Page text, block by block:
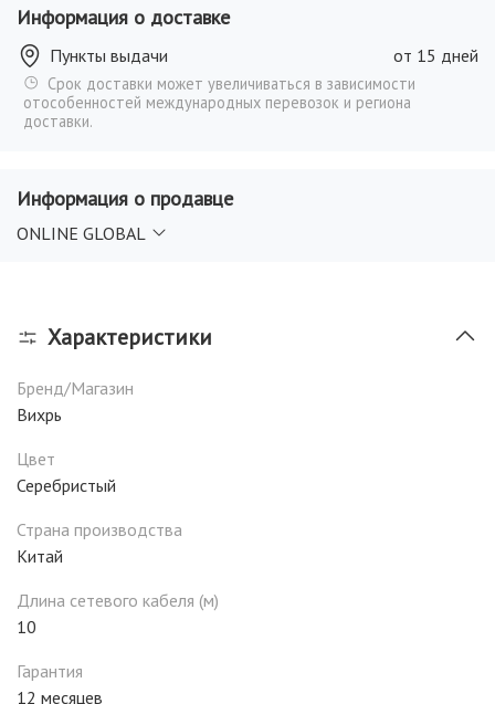
(свыше 100 м), т.е. подавать воду из водоемов,
расположенных на значительном расстоянии от мест
использования воды. Температура перекачиваемой
жидкости не должна превышать 35 градусов. Насос
требователен к качеству воды: вода должна быть чистая,
надежно стянуты болтами.
Информация о доставке
Пункты выдачи от 15 дней
Срок доставки может увеличиваться в зависимости
отособенностей международных перевозок и региона
доставки.
Информация о продавце
ONLINE GLOBAL
Характеристики
Бренд/Магазин
Вихрь
Цвет
Серебристый
Страна производства
Китай
Длина сетевого кабеля (м)
10
Гарантия
12 месяцев